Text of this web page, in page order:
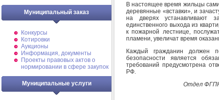
Муниципальный заказ
Конкурсы
Котировки
Аукционы
Информация, документы
Проекты правовых актов о
нормировании в сфере закупок
Муниципальные услуги
В настоящее время жильцы
деревянные «вставки», и
на дверях устанавливают
единственного выхода из
к пожарной лестнице,
пламени, увеличат время
Каждый гражданин должен
безопасности является
требований предусмотрена
РФ.
Отдел